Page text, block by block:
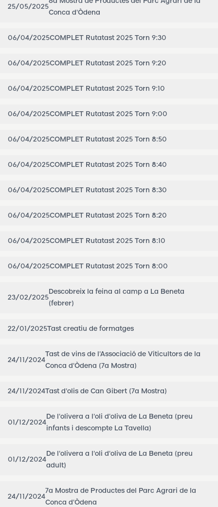
25/05/2025
Conca d'Òdena
06/04/2025COMPLET Rutatast 2025 Torn 9:30
06/04/2025COMPLET Rutatast 2025 Torn 9:20
06/04/2025COMPLET Rutatast 2025 Torn 9:10
06/04/2025COMPLET Rutatast 2025 Torn 9:00
06/04/2025COMPLET Rutatast 2025 Torn 8:50
06/04/2025COMPLET Rutatast 2025 Torn 8:40
06/04/2025COMPLET Rutatast 2025 Torn 8:30
06/04/2025COMPLET Rutatast 2025 Torn 8:20
06/04/2025COMPLET Rutatast 2025 Torn 8:10
06/04/2025COMPLET Rutatast 2025 Torn 8:00
23/02/2025
Descobreix la feina al camp a La Beneta
(febrer)
22/01/2025Tast creatiu de formatges
24/11/2024
Tast de vins de l'Associació de Viticultors de la
Conca d'Òdena (7a Mostra)
24/11/2024Tast d'olis de Can Gibert (7a Mostra)
01/12/2024
De l'olivera a l'oli d'oliva de La Beneta (preu
infants i descompte La Tavella)
01/12/2024
De l'olivera a l'oli d'oliva de La Beneta (preu
adult)
24/11/2024
7a Mostra de Productes del Parc Agrari de la
Conca d'Òdena